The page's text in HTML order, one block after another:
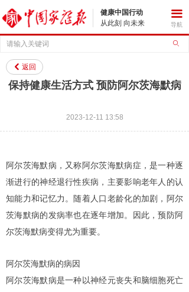
ꄙ
健康中国行动
从此刻 向未来
끀
导航
保持健康生活方式 预防阿尔茨海默病
낒 返回
2023-12-11 13:58
阿尔茨海默病，又称阿尔茨海默病症，是一种逐
渐进行的神经退行性疾病，主要影响老年人的认
知能力和记忆力。随着人口老龄化的加剧，阿尔
茨海默病的发病率也在逐年增加。因此，预防阿
尔茨海默病变得尤为重要。
阿尔茨海默病的病因
阿尔茨海默病是一种以神经元丧失和脑细胞死亡